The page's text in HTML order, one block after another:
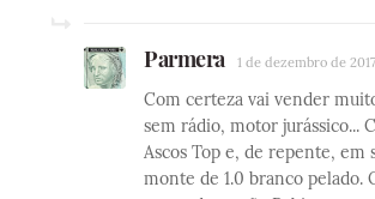
Parmera 1 de dezembro de
Com certeza vai vender
sem rádio, motor jurássico...
Ascos Top e, de repente, em
monte de 1.0 branco pelado.